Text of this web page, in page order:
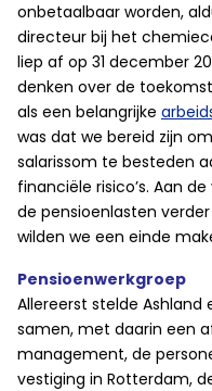
onbetaalbaar worden,
directeur bij het
liep af op 31 december
denken over de
als een belangrijke
was dat we bereid zijn
salarissom te besteden
financiële risico’s. Aan
de pensioenlasten
wilden we een einde
Pensioenwerkgroep
Allereerst stelde Ashland
samen, met daarin een
management, de
vestiging in Rotterdam,